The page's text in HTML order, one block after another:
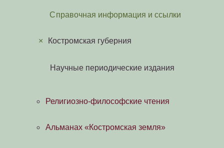
Справочная информация и ссылки
Костромская губерния
Научные периодические издания
Религиозно-философские чтения
Альманах «Костромская земля»